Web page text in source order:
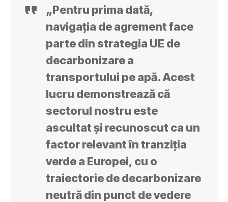
„Pentru prima dată,
navigația de agrement face
parte din strategia UE de
decarbonizare a
transportului pe apă. Acest
lucru demonstrează că
sectorul nostru este
ascultat și recunoscut ca un
factor relevant în tranziția
verde a Europei, cu o
traiectorie de decarbonizare
neutră din punct de vedere